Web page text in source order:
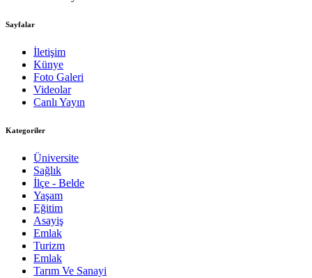
Sayfalar
İletişim
Künye
Foto Galeri
Videolar
Canlı Yayın
Kategoriler
Üniversite
Sağlık
İlçe - Belde
Yaşam
Eğitim
Asayiş
Emlak
Turizm
Emlak
Tarım Ve Sanayi